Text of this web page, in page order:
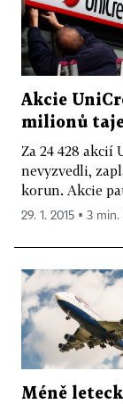
Akcie
milionů
Za 24 428 akcií
nevyzvedli,
korun. Akcie
29. 1. 2015 ▪ 3
Méně